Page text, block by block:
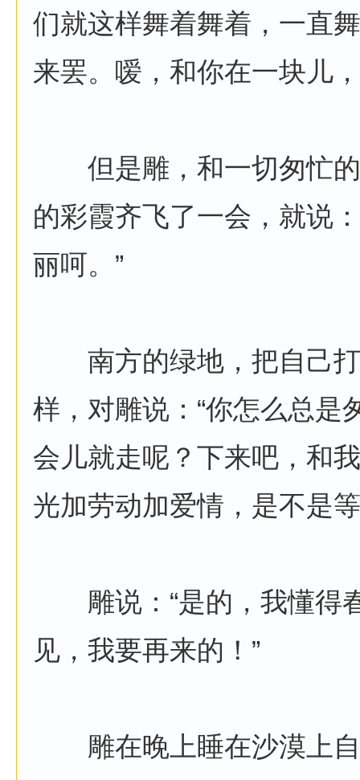
们就这样舞着舞着，一直
来罢。嗳，和你在一块儿
但是雕，和一切匆忙的
的彩霞齐飞了一会，就说
丽呵。”
南方的绿地，把自己打
样，对雕说：“你怎么总是
会儿就走呢？下来吧，和
光加劳动加爱情，是不是
雕说：“是的，我懂得
见，我要再来的！”
雕在晚上睡在沙漠上自